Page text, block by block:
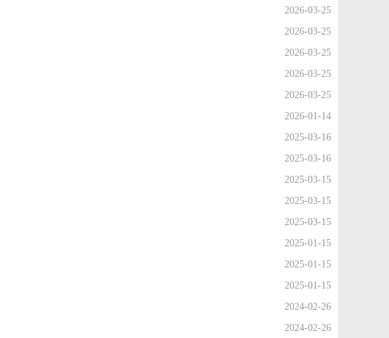
2026-03-25
2026-03-25
2026-03-25
2026-03-25
2026-03-25
2026-01-14
2025-03-16
2025-03-16
2025-03-15
2025-03-15
2025-03-15
2025-01-15
2025-01-15
2025-01-15
2024-02-26
2024-02-26